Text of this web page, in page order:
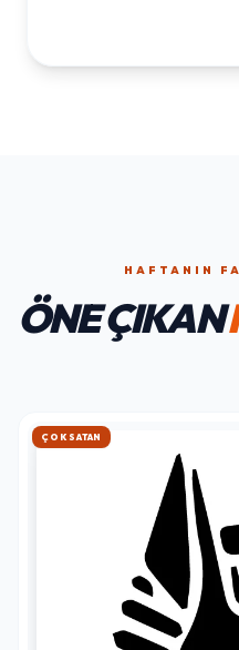
HAFTANIN
ÖNE ÇIKAN
HIZLI KARGO